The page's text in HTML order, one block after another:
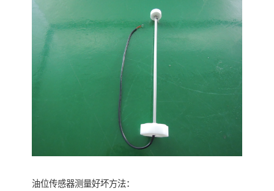
油位传感器测量好坏方法：